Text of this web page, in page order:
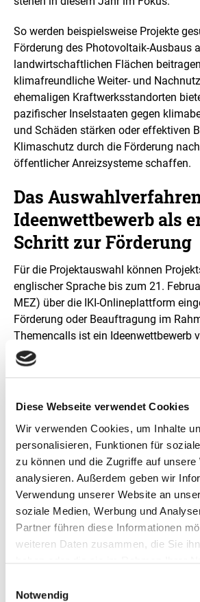
Diese Webseite verwendet Cookies
Wir verwenden Cookies, um Inhalte
personalisieren, Funktionen für
zu können und die Zugriffe auf unsere
analysieren. Außerdem geben wir
Verwendung unserer Website an
soziale Medien, Werbung und
Partner führen diese Informationen
weiteren Daten zusammen, die Sie
Notwendig
g
So werden beispielsweise Projekte
Förderung des Photovoltaik-Ausbaus
landwirtschaftlichen Flächen
klimafreundliche Weiter- und
ehemaligen Kraftwerksstandorten
pazifischer Inselstaaten gegen
und Schäden stärken oder effektiven
Klimaschutz durch die Förderung
öffentlicher Anreizsysteme schaffen.
Das
Ideenwettbewerb als
Schritt zur Förderung
Für die Projektauswahl können
englischer Sprache bis zum 21.
MEZ) über die IKI-Onlineplattform
Förderung oder Beauftragung im
Themencalls ist ein Ideenwettbewerb
Teilnahme am Ideenwettbewerb steht
und internationalen
Durchführungsorganisationen des
Forschungseinrichtungen, sowie
zwischenstaatlichen Organisationen
Entwicklungsbanken), können auch
Programme der Vereinten Nationen
Wirtschaftsunternehmen
Über die IKI
Das IKI-Office der Zukunft-Umwelt-